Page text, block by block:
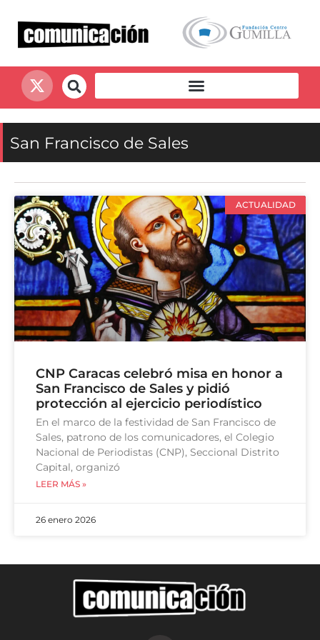
San Francisco de Sales
ACTUALIDAD
CNP Caracas celebró misa en honor a
San Francisco de Sales y pidió
protección al ejercicio periodístico
En el marco de la festividad de San Francisco de
Sales, patrono de los comunicadores, el Colegio
Nacional de Periodistas (CNP), Seccional Distrito
Capital, organizó
LEER MÁS »
26 enero 2026